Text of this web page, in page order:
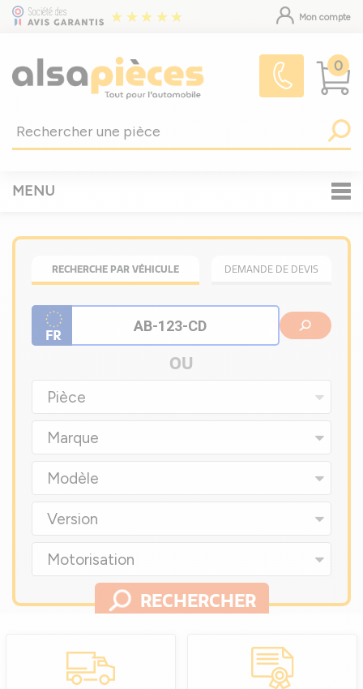
Mon compte
0
MENU
RECHERCHE PAR VÉHICULE DEMANDE DE DEVIS
OU
Pièce
Marque
Modèle
Version
Motorisation
RECHERCHER